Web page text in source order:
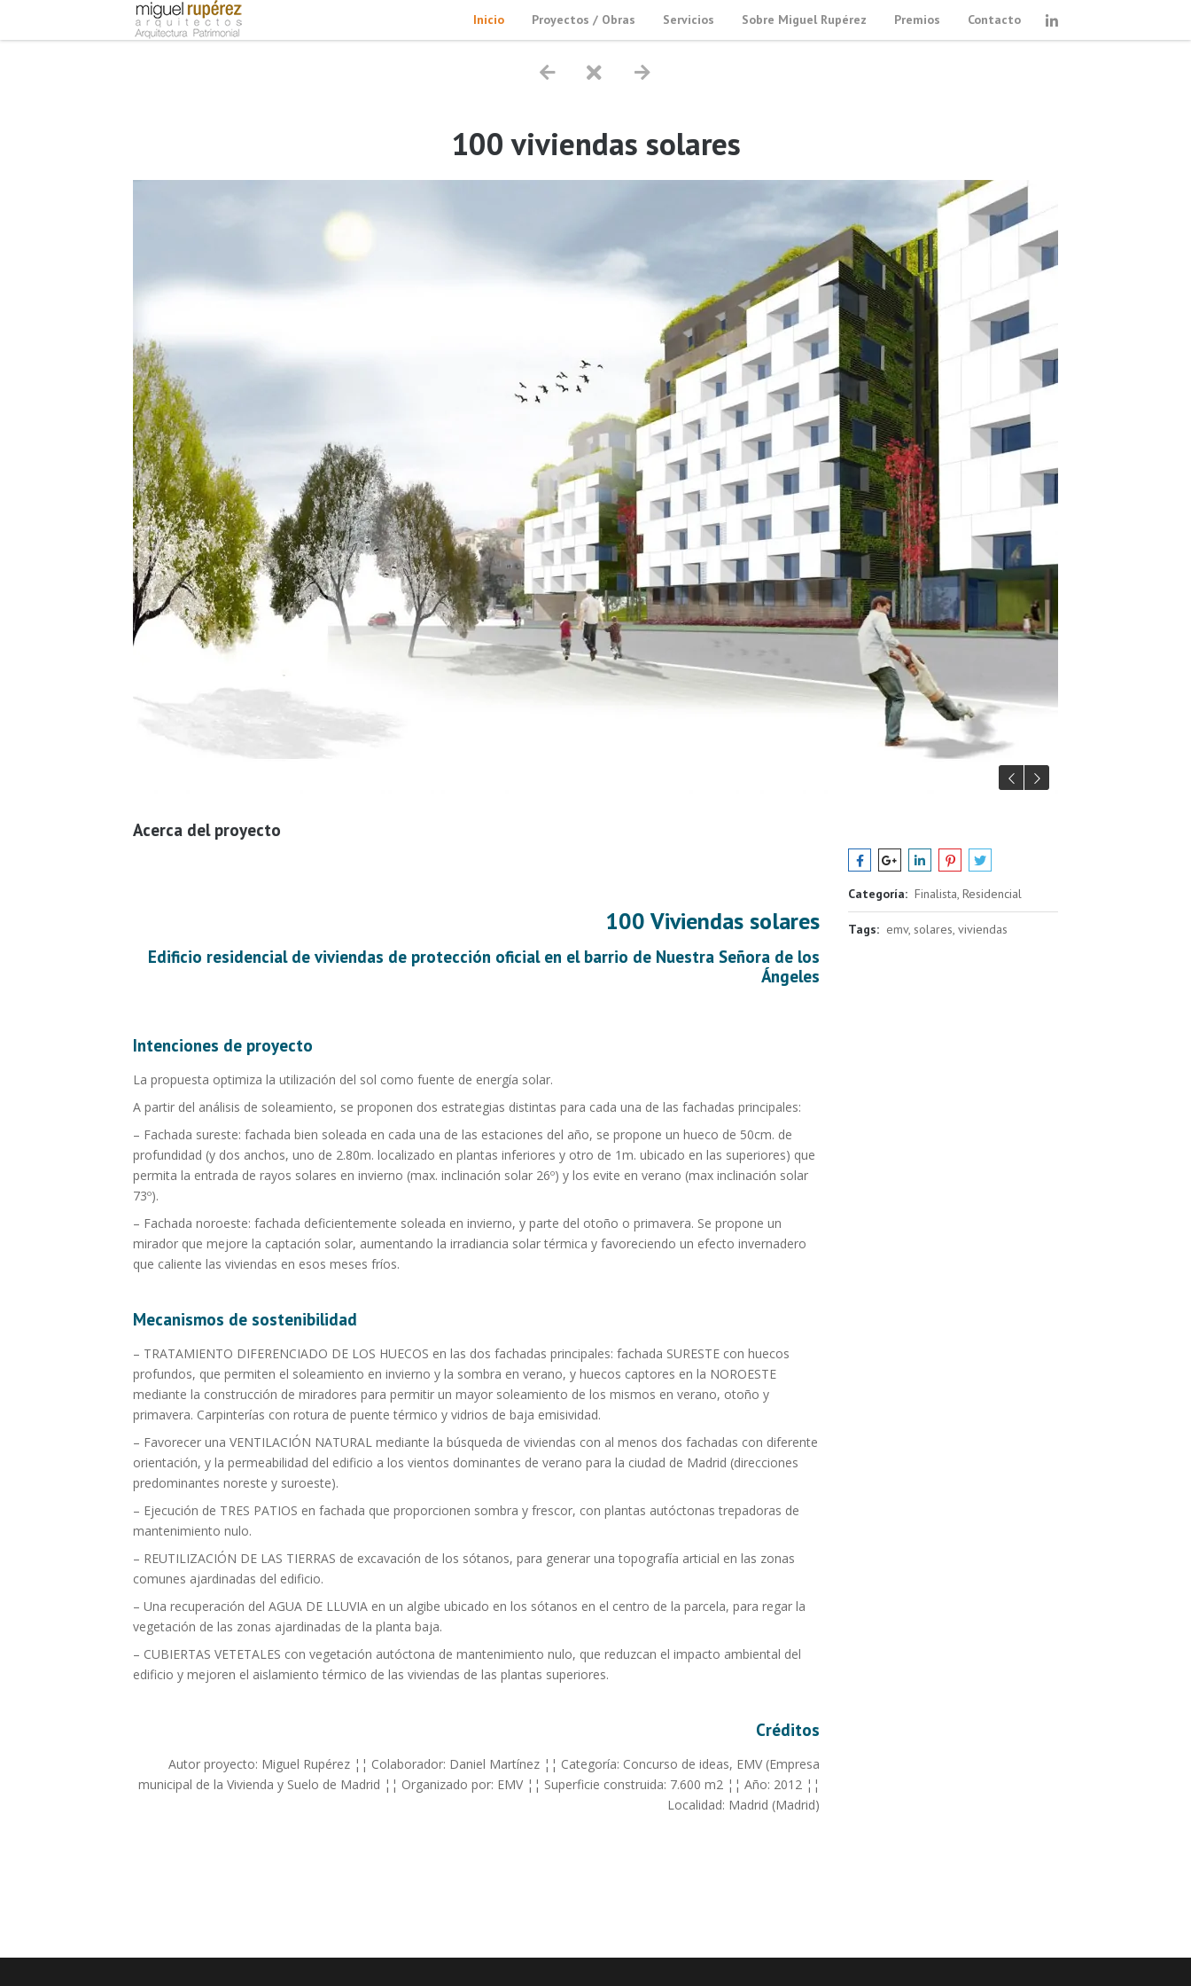
Inicio Proyectos / Obras Servicios Sobre Miguel Rupérez Premios Contacto
100 viviendas solares
Acerca del proyecto
100 Viviendas solares
Edificio residencial de viviendas de protección oficial en el barrio de Nuestra Señora de los
Ángeles
Intenciones de proyecto
La propuesta optimiza la utilización del sol como fuente de energía solar.
A partir del análisis de soleamiento, se proponen dos estrategias distintas para cada una de las fachadas principales:
– Fachada sureste: fachada bien soleada en cada una de las estaciones del año, se propone un hueco de 50cm. de
profundidad (y dos anchos, uno de 2.80m. localizado en plantas inferiores y otro de 1m. ubicado en las superiores) que
permita la entrada de rayos solares en invierno (max. inclinación solar 26º) y los evite en verano (max inclinación solar
73º).
– Fachada noroeste: fachada deficientemente soleada en invierno, y parte del otoño o primavera. Se propone un
mirador que mejore la captación solar, aumentando la irradiancia solar térmica y favoreciendo un efecto invernadero
que caliente las viviendas en esos meses fríos.
Mecanismos de sostenibilidad
– TRATAMIENTO DIFERENCIADO DE LOS HUECOS en las dos fachadas principales: fachada SURESTE con huecos
profundos, que permiten el soleamiento en invierno y la sombra en verano, y huecos captores en la NOROESTE
mediante la construcción de miradores para permitir un mayor soleamiento de los mismos en verano, otoño y
primavera. Carpinterías con rotura de puente térmico y vidrios de baja emisividad.
– Favorecer una VENTILACIÓN NATURAL mediante la búsqueda de viviendas con al menos dos fachadas con diferente
orientación, y la permeabilidad del edificio a los vientos dominantes de verano para la ciudad de Madrid (direcciones
predominantes noreste y suroeste).
– Ejecución de TRES PATIOS en fachada que proporcionen sombra y frescor, con plantas autóctonas trepadoras de
mantenimiento nulo.
– REUTILIZACIÓN DE LAS TIERRAS de excavación de los sótanos, para generar una topografía articial en las zonas
comunes ajardinadas del edificio.
– Una recuperación del AGUA DE LLUVIA en un algibe ubicado en los sótanos en el centro de la parcela, para regar la
vegetación de las zonas ajardinadas de la planta baja.
– CUBIERTAS VETETALES con vegetación autóctona de mantenimiento nulo, que reduzcan el impacto ambiental del
edificio y mejoren el aislamiento térmico de las viviendas de las plantas superiores.
Créditos
Autor proyecto: Miguel Rupérez ¦¦ Colaborador: Daniel Martínez ¦¦ Categoría: Concurso de ideas, EMV (Empresa
municipal de la Vivienda y Suelo de Madrid ¦¦ Organizado por: EMV ¦¦ Superficie construida: 7.600 m2 ¦¦ Año: 2012 ¦¦
Localidad: Madrid (Madrid)
Categoría: Finalista, Residencial
Tags: emv, solares, viviendas